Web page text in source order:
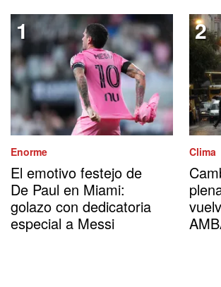
Enorme
El emotivo festejo de
De Paul en Miami:
golazo con dedicatoria
especial a Messi
Clima